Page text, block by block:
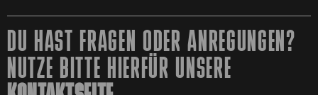
DU HAST FRAGEN ODER ANREGUNGEN?
NUTZE BITTE HIERFÜR UNSERE